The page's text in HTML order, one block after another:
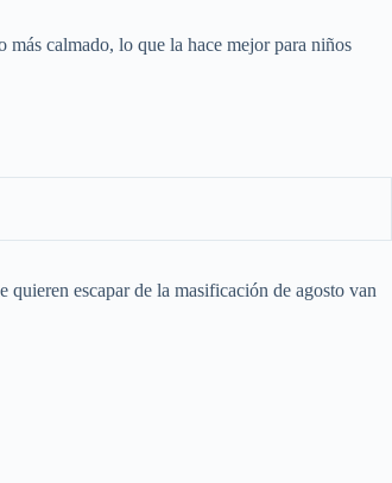
calmado, lo que la hace mejor para niños
escapar de la masificación de agosto van